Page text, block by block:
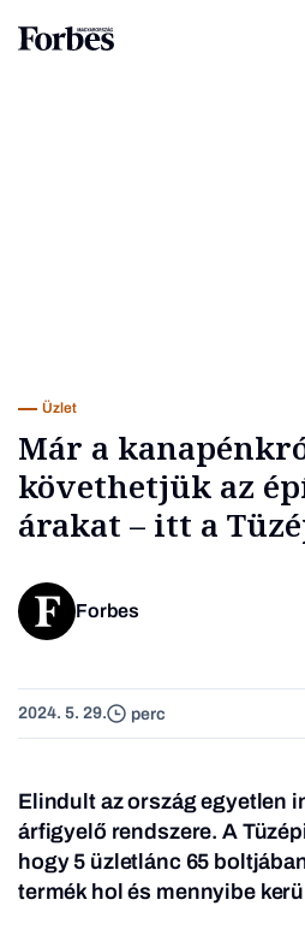
Üzlet
Már a
követhetjük az
árakat – itt a
Forbes
2024. 5. 29. perc
Elindult az ország egyetlen
árfigyelő rendszere. A
hogy 5 üzletlánc 65
termék hol és mennyibe